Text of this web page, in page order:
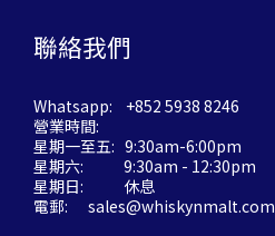
聯絡我們
Whatsapp: +852 5938 8246
營業時間:
星期一至五: 9:30am-6:00pm
星期六: 9:30am - 12:30pm
星期日: 休息
電郵: sales@whiskynmalt.com